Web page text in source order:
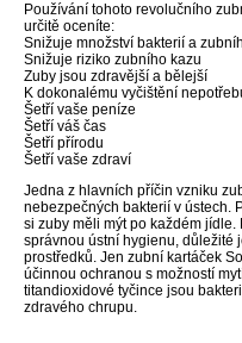
Používání tohoto revolučního
určitě oceníte:
Snižuje množství bakterií a
Snižuje riziko zubního kazu
Zuby jsou zdravější a bělejší
K dokonalému vyčištění
Šetří vaše peníze
Šetří váš čas
Šetří přírodu
Šetří vaše zdraví
Jedna z hlavních příčin vzniku
nebezpečných bakterií v ústech.
si zuby měli mýt po každém
správnou ústní hygienu, důležité
prostředků. Jen zubní kartáček
účinnou ochranou s možností
titandioxidové tyčince jsou
zdravého chrupu.